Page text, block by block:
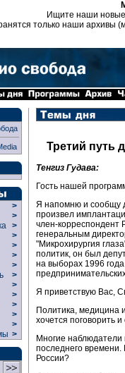
Ищите наши
только наши архивы
>
>
>
>
>
>
>
>
>
>
>
>
>
>
Третий путь
Тенгиз Гудава:
Гость нашей
Я напомню и сообщу
произвел
член-корреспондент
генеральным
"Микрохирургия
политик, он был
на выборах 1996
Я приветствую Вас,
Политика, медицина
хочется поговорить
Многие наблюдатели
последнего времени.
России?